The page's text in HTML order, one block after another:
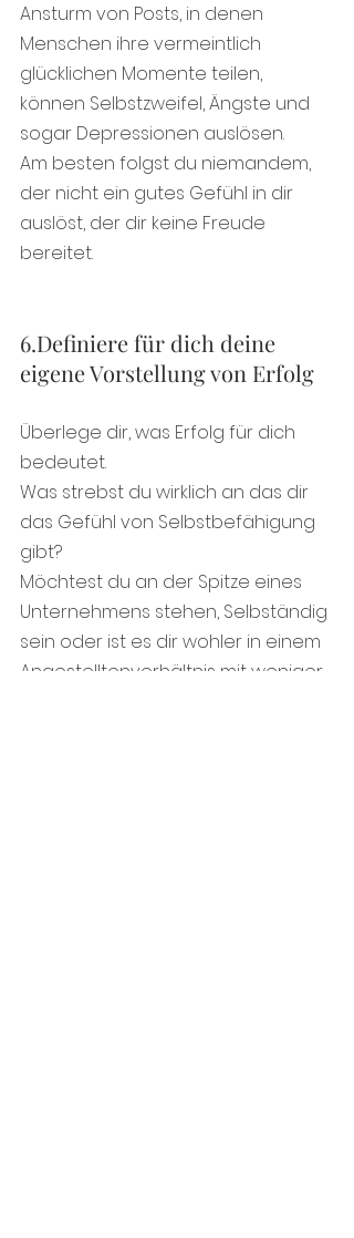
Ansturm von Posts, in denen
Menschen ihre vermeintlich
glücklichen Momente teilen,
können Selbstzweifel, Ängste und
sogar Depressionen auslösen.
Am besten folgst du niemandem,
der nicht ein gutes Gefühl in dir
auslöst, der dir keine Freude
bereitet.
6.Definiere für dich deine
eigene Vorstellung von Erfolg
Überlege dir, was Erfolg für dich
bedeutet.
Was strebst du wirklich an das dir
das Gefühl von Selbstbefähigung
gibt?
Möchtest du an der Spitze eines
Unternehmens stehen, Selbständig
sein oder ist es dir wohler in einem
Angestelltenverhältnis mit weniger